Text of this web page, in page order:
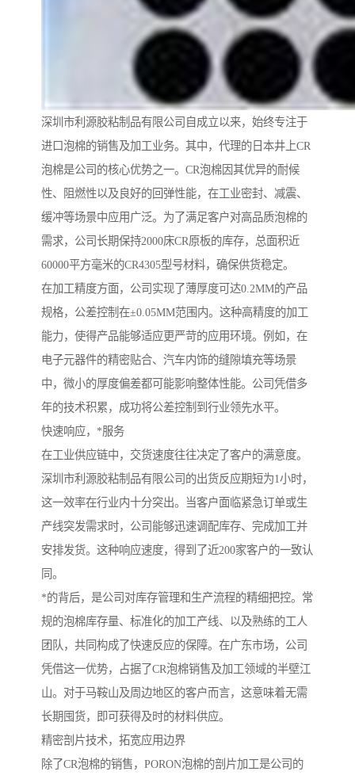
深圳市利源胶粘制品有限公司自成立以来，始终专注于
进口泡棉的销售及加工业务。其中，代理的日本井上CR
泡棉是公司的核心优势之一。CR泡棉因其优异的耐候
性、阻燃性以及良好的回弹性能，在工业密封、减震、
缓冲等场景中应用广泛。为了满足客户对高品质泡棉的
需求，公司长期保持2000床CR原板的库存，总面积近
60000平方毫米的CR4305型号材料，确保供货稳定。
在加工精度方面，公司实现了薄厚度可达0.2MM的产品
规格，公差控制在±0.05MM范围内。这种高精度的加工
能力，使得产品能够适应更严苛的应用环境。例如，在
电子元器件的精密贴合、汽车内饰的缝隙填充等场景
中，微小的厚度偏差都可能影响整体性能。公司凭借多
年的技术积累，成功将公差控制到行业领先水平。
快速响应，*服务
在工业供应链中，交货速度往往决定了客户的满意度。
深圳市利源胶粘制品有限公司的出货反应期短为1小时，
这一效率在行业内十分突出。当客户面临紧急订单或生
产线突发需求时，公司能够迅速调配库存、完成加工并
安排发货。这种响应速度，得到了近200家客户的一致认
同。
*的背后，是公司对库存管理和生产流程的精细把控。常
规的泡棉库存量、标准化的加工产线、以及熟练的工人
团队，共同构成了快速反应的保障。在广东市场，公司
凭借这一优势，占据了CR泡棉销售及加工领域的半壁江
山。对于马鞍山及周边地区的客户而言，这意味着无需
长期囤货，即可获得及时的材料供应。
精密剖片技术，拓宽应用边界
除了CR泡棉的销售，PORON泡棉的剖片加工是公司的